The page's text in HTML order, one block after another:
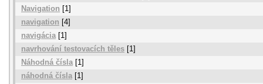
Navigation [1]
navigation [4]
navigácia[1]
navrhování testovacích těles [1]
Náhodná čísla[1]
náhodná čísla [1]